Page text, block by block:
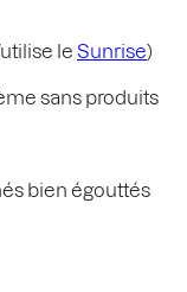
le Sunrise)
sans produits
bien égouttés